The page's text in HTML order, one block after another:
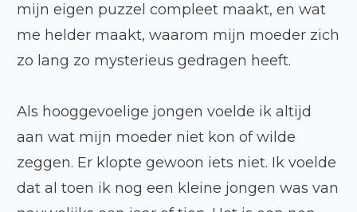
mijn eigen puzzel compleet maakt, en wat
me helder maakt, waarom mijn moeder zich
zo lang zo mysterieus gedragen heeft.
Als hooggevoelige jongen voelde ik altijd
aan wat mijn moeder niet kon of wilde
zeggen. Er klopte gewoon iets niet. Ik voelde
dat al toen ik nog een kleine jongen was van